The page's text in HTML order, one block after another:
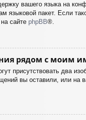
вашего языка на
языковой пакет. Если
сайте phpBB®.
рядом с моим
присутствовать два
вы оставили, или на